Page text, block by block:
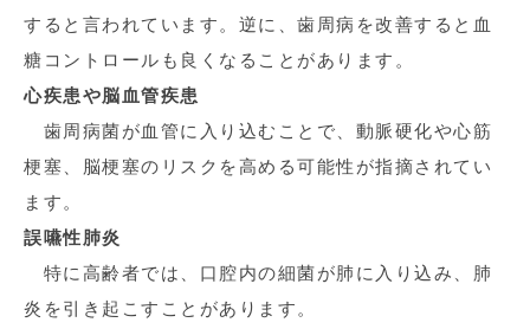
すると言われています。逆に、歯周病を改善すると血
糖コントロールも良くなることがあります。
心疾患や脳血管疾患
歯周病菌が血管に入り込むことで、動脈硬化や心筋
梗塞、脳梗塞のリスクを高める可能性が指摘されてい
ます。
誤嚥性肺炎
特に高齢者では、口腔内の細菌が肺に入り込み、肺
炎を引き起こすことがあります。